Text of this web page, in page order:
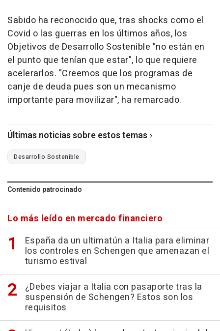
Sabido ha reconocido que, tras shocks como el
Covid o las guerras en los últimos años, los
Objetivos de Desarrollo Sostenible "no están en
el punto que tenían que estar", lo que requiere
acelerarlos. "Creemos que los programas de
canje de deuda pues son un mecanismo
importante para movilizar", ha remarcado.
Últimas noticias sobre estos temas
Desarrollo Sostenible
Contenido patrocinado
Lo más leído en mercado financiero
España da un ultimatún a Italia para eliminar
los controles en Schengen que amenazan el
turismo estival
¿Debes viajar a Italia con pasaporte tras la
suspensión de Schengen? Estos son los
requisitos